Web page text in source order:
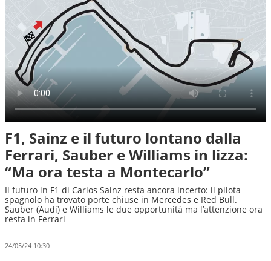
F1, Sainz e il futuro lontano dalla
Ferrari, Sauber e Williams in lizza:
“Ma ora testa a Montecarlo”
Il futuro in F1 di Carlos Sainz resta ancora incerto: il pilota
spagnolo ha trovato porte chiuse in Mercedes e Red Bull.
Sauber (Audi) e Williams le due opportunità ma l’attenzione ora
resta in Ferrari
24/05/24 10:30